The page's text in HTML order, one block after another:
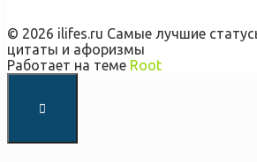
© 2026 ilifes.ru Самые лучшие
цитаты и афоризмы
Работает на теме Root